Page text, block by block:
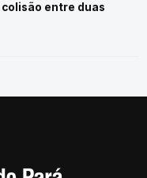
entre duas